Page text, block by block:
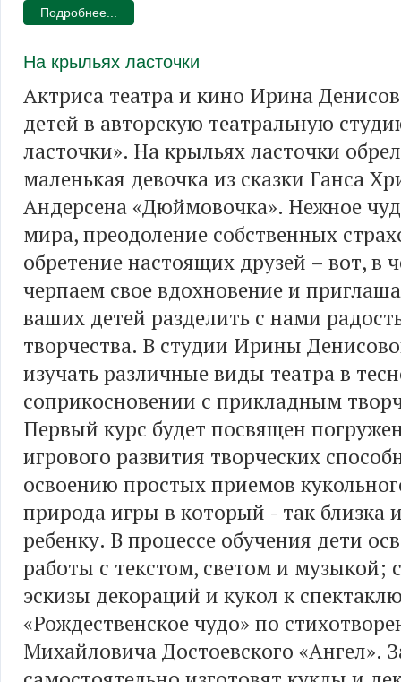
Подробнее...
На крыльях ласточки
Актриса театра и кино Ирина
детей в авторскую театральную
ласточки». На крыльях ласточки
маленькая девочка из сказки Ганса
Андерсена «Дюймовочка». Нежное
мира, преодоление собственных
обретение настоящих друзей – вот, в
черпаем свое вдохновение и
ваших детей разделить с нами
творчества. В студии Ирины
изучать различные виды театра в
соприкосновении с прикладным
Первый курс будет посвящен
игрового развития творческих
освоению простых приемов
природа игры в который - так близка
ребенку. В процессе обучения дети
работы с текстом, светом и музыкой;
эскизы декораций и кукол к
«Рождественское чудо» по
Михайловича Достоевского «Ангел».